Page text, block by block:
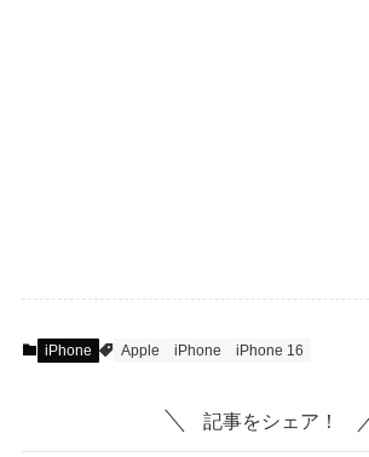
iPhone Apple iPhone iPhone 16
記事をシェア！